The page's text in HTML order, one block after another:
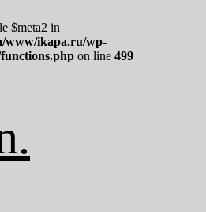
$meta2 in
www/ikapa.ru/wp-
on line 499